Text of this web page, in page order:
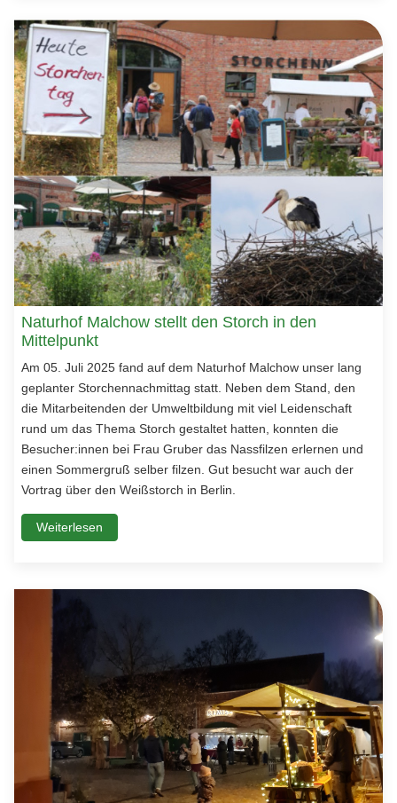
Naturhof Malchow stellt den Storch in den
Mittelpunkt
Am 05. Juli 2025 fand auf dem Naturhof Malchow unser lang
geplanter Storchennachmittag statt. Neben dem Stand, den
die Mitarbeitenden der Umweltbildung mit viel Leidenschaft
rund um das Thema Storch gestaltet hatten, konnten die
Besucher:innen bei Frau Gruber das Nassfilzen erlernen und
einen Sommergruß selber filzen. Gut besucht war auch der
Vortrag über den Weißstorch in Berlin.
Weiterlesen